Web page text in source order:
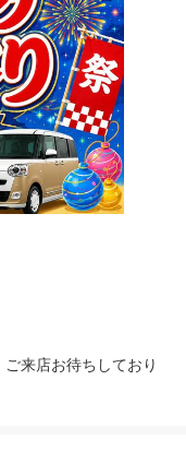
来店お待ちしており